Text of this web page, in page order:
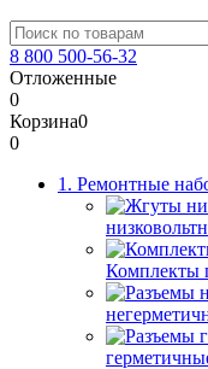
8 800 500-56-32
Отложенные
0
Корзина0
0
1. Ремонтные
Комплекты